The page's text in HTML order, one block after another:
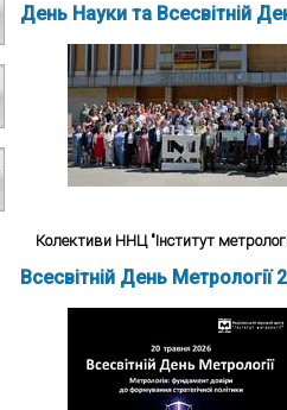
День Науки та Всесвітній
Колективи ННЦ "Інститут
Всесвітній День Метрології